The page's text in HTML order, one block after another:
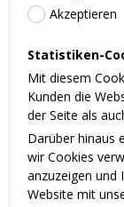
Akzeptieren
Statistiken-
Mit diesem
Kunden die
der Seite als
Darüber hinaus
wir Cookies
anzuzeigen und
Website mit